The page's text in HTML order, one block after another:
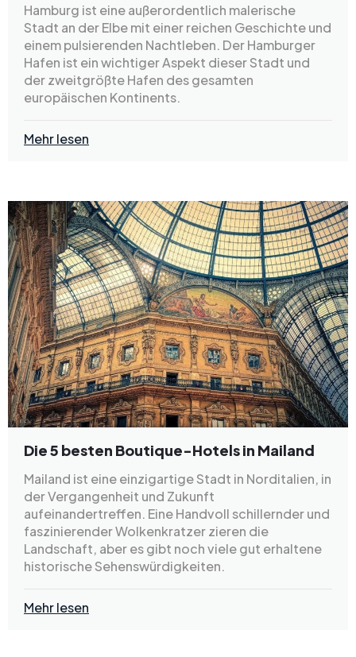
Hamburg ist eine außerordentlich malerische
Stadt an der Elbe mit einer reichen Geschichte und
einem pulsierenden Nachtleben. Der Hamburger
Hafen ist ein wichtiger Aspekt dieser Stadt und
der zweitgrößte Hafen des gesamten
europäischen Kontinents.
Mehr lesen
Die 5 besten Boutique-Hotels in Mailand
Mailand ist eine einzigartige Stadt in Norditalien, in
der Vergangenheit und Zukunft
aufeinandertreffen. Eine Handvoll schillernder und
faszinierender Wolkenkratzer zieren die
Landschaft, aber es gibt noch viele gut erhaltene
historische Sehenswürdigkeiten.
Mehr lesen